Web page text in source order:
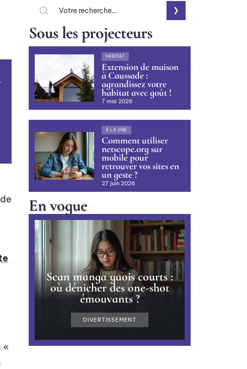
«
Sous les projecteurs
HABITAT
Extension de maison
à Caussade :
agrandissez votre
habitat avec goût !
7 mai 2026
À LA UNE
Comment utiliser
netscope.org sur
mobile pour
retrouver vos sites en
un geste ?
27 juin 2026
En vogue
Scan manga yaois courts :
où dénicher des one-shot
émouvants ?
DIVERTISSEMENT